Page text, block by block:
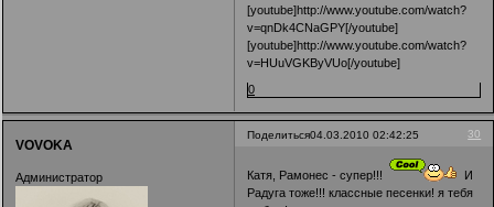
[youtube]http://www.youtube.com/watch?
v=qnDk4CNaGPY[/youtube]
[youtube]http://www.youtube.com/watch?
v=HUuVGKByVUo[/youtube]
0
Поделиться 30
04.03.2010 02:42:25
VOVOKA
Администратор Катя, Рамонес - супер!!!
И
Радуга тоже!!! классные песенки! я тебя